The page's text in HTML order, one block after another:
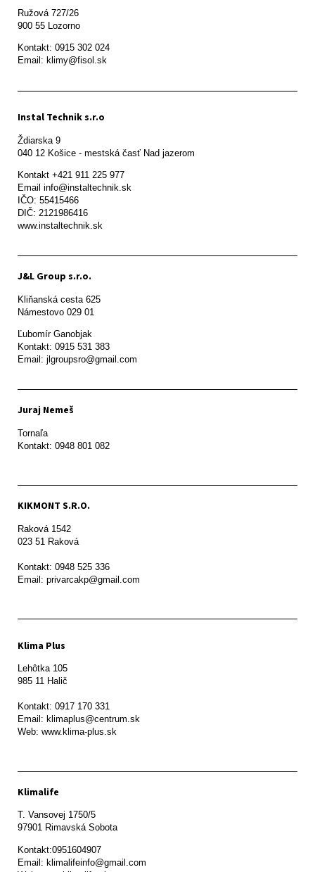
Ružová 727/26
900 55 Lozorno
Kontakt: 0915 302 024
Email: klimy@fisol.sk
Instal Technik s.r.o
Ždiarska 9
Kontakt +421 911 225 977
Email info@instaltechnik.sk
IČO: 55415466
DIČ: 2121986416
www.instaltechnik.sk
J&L Group s.r.o.
Kliňanská cesta 625
Námestovo 029 01
Ľubomír Ganobjak
Kontakt: 0915 531 383
Email: jlgroupsro@gmail.com
Juraj Nemeš
Tornaľa
Kontakt: 0948 801 082
KIKMONT S.R.O.
Raková 1542
023 51 Raková
Kontakt: 0948 525 336
Email: privarcakp@gmail.com
Klima Plus
Lehôtka 105
985 11 Halič
Kontakt: 0917 170 331
Email: klimaplus@centrum.sk
Klimalife
T. Vansovej 1750/5
97901 Rimavská Sobota
Kontakt:0951604907
Email: klimalifeinfo@gmail.com